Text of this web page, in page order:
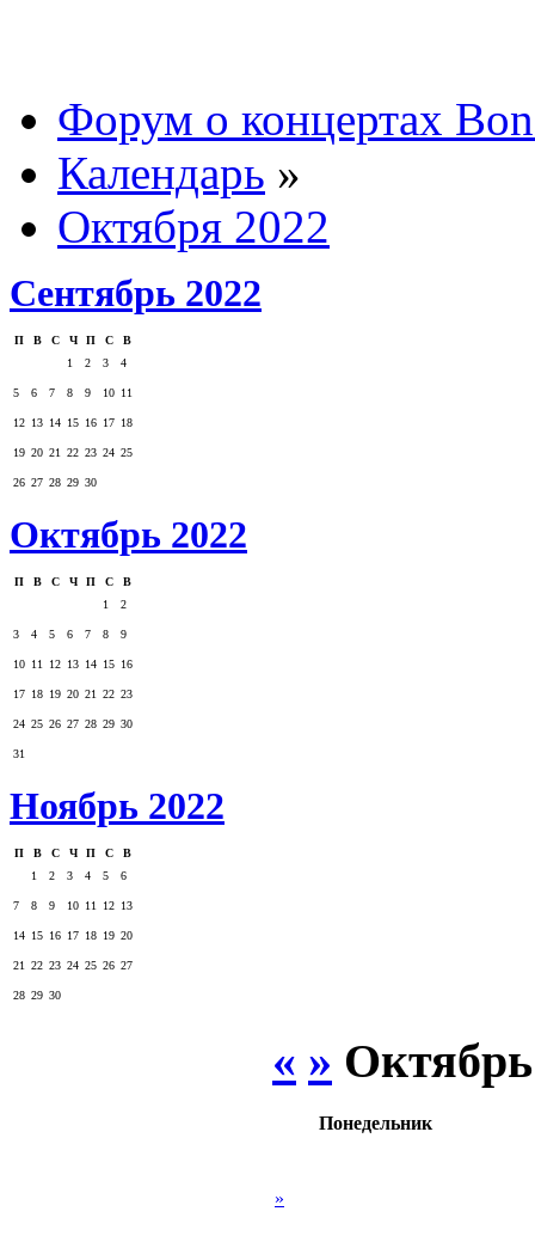
Форум о концертах
Календарь »
Октября 2022
Сентябрь 2022
П В С Ч П С
В
1
2 3 4
5 6 7 8 9 10 11
12 13 14 15 16 17 18
19 20 21 22 23 24 25
26 27 28 29 30
Октябрь 2022
П В С Ч П С
В
1
2
3 4 5 6 7 8 9
10 11 12 13 14 15 16
17 18 19 20 21 22 23
24 25 26 27 28 29 30
31
Ноябрь 2022
П В С Ч П С
В
1
2 3 4 5 6
7 8 9 10 11 12 13
14 15 16 17 18 19 20
21 22 23 24 25 26 27
28 29 30
« »
Понедельник
»